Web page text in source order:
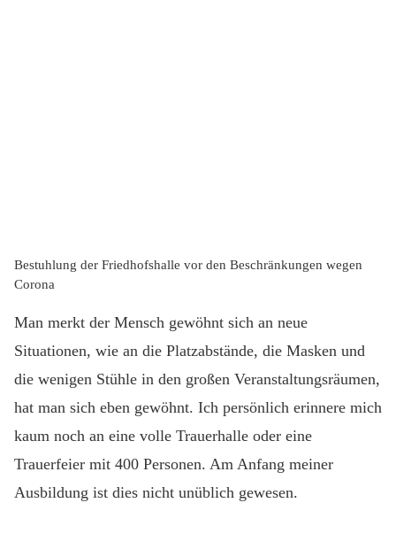
Bestuhlung der Friedhofshalle vor den Beschränkungen wegen
Corona
Man merkt der Mensch gewöhnt sich an neue
Situationen, wie an die Platzabstände, die Masken und
die wenigen Stühle in den großen Veranstaltungsräumen,
hat man sich eben gewöhnt. Ich persönlich erinnere mich
kaum noch an eine volle Trauerhalle oder eine
Trauerfeier mit 400 Personen. Am Anfang meiner
Ausbildung ist dies nicht unüblich gewesen.